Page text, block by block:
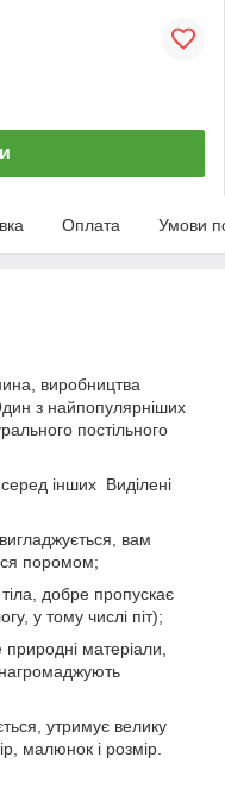
Оплата Умови
виробництва
з найпопулярніших
постільного
інших Виділені
вам
поромом;
добре пропускає
у тому числі піт);
матеріали,
нагромаджують
утримує велику
малюнок і розмір.